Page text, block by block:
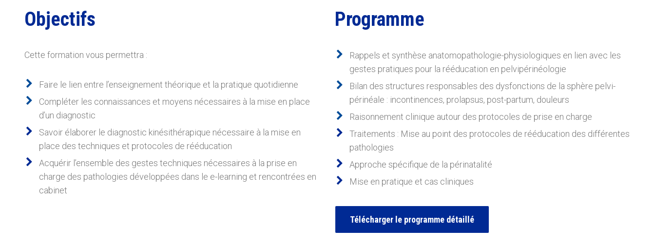
Objectifs
Cette formation vous permettra :
Faire le lien entre l’enseignement théorique et la pratique quotidienne
Compléter les connaissances et moyens nécessaires à la mise en place
d’un diagnostic
Savoir élaborer le diagnostic kinésithérapique nécessaire à la mise en
place des techniques et protocoles de rééducation
Acquérir l’ensemble des gestes techniques nécessaires à la prise en
charge des pathologies développées dans le e-learning et rencontrées en
cabinet
Programme
Rappels et synthèse anatomopathologie-physiologiques en lien avec les
gestes pratiques pour la rééducation en pelvipérinéologie
Bilan des structures responsables des dysfonctions de la sphère pelvi-
périnéale : incontinences, prolapsus, post-partum, douleurs
Raisonnement clinique autour des protocoles de prise en charge
Traitements : Mise au point des protocoles de rééducation des différentes
pathologies
Approche spécifique de la périnatalité
Mise en pratique et cas cliniques
Télécharger le programme détaillé